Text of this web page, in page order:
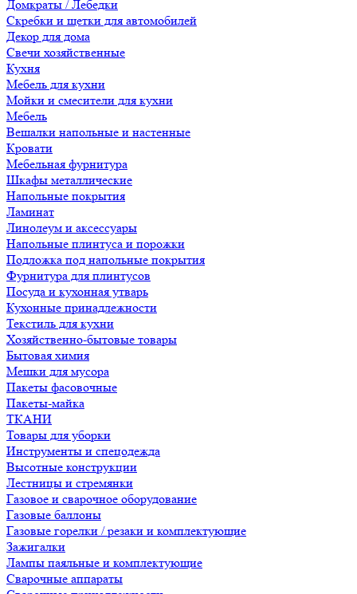
Домкраты / Лебедки
Скребки и щетки для автомобилей
Декор для дома
Свечи хозяйственные
Кухня
Мебель для кухни
Мойки и смесители для кухни
Мебель
Вешалки напольные и настенные
Кровати
Мебельная фурнитура
Шкафы металлические
Напольные покрытия
Ламинат
Линолеум и аксессуары
Напольные плинтуса и порожки
Подложка под напольные покрытия
Фурнитура для плинтусов
Посуда и кухонная утварь
Кухонные принадлежности
Текстиль для кухни
Хозяйственно-бытовые товары
Бытовая химия
Мешки для мусора
Пакеты фасовочные
Пакеты-майка
ТКАНИ
Товары для уборки
Инструменты и спецодежда
Высотные конструкции
Лестницы и стремянки
Газовое и сварочное оборудование
Газовые баллоны
Газовые горелки / резаки и комплектующие
Зажигалки
Лампы паяльные и комплектующие
Сварочные аппараты